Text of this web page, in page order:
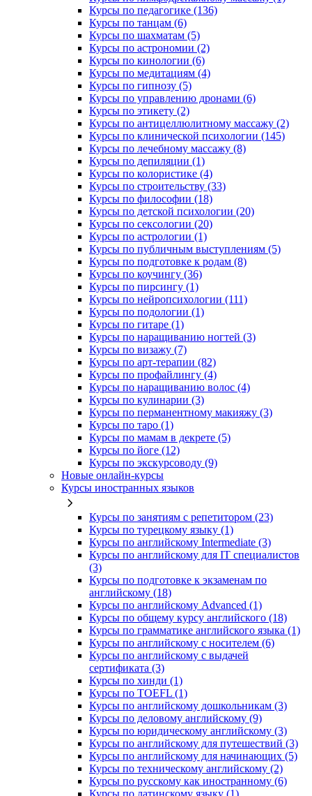
Курсы по педагогике (136)
Курсы по танцам (6)
Курсы по шахматам (5)
Курсы по астрономии (2)
Курсы по кинологии (6)
Курсы по медитациям (4)
Курсы по гипнозу (5)
Курсы по управлению дронами (6)
Курсы по этикету (2)
Курсы по антицеллюлитному массажу (2)
Курсы по клинической психологии (145)
Курсы по лечебному массажу (8)
Курсы по депиляции (1)
Курсы по колористике (4)
Курсы по строительству (33)
Курсы по философии (18)
Курсы по детской психологии (20)
Курсы по сексологии (20)
Курсы по астрологии (1)
Курсы по публичным выступлениям (5)
Курсы по подготовке к родам (8)
Курсы по коучингу (36)
Курсы по пирсингу (1)
Курсы по нейропсихологии (111)
Курсы по подологии (1)
Курсы по гитаре (1)
Курсы по наращиванию ногтей (3)
Курсы по визажу (7)
Курсы по арт-терапии (82)
Курсы по профайлингу (4)
Курсы по наращиванию волос (4)
Курсы по кулинарии (3)
Курсы по перманентному макияжу (3)
Курсы по таро (1)
Курсы по мамам в декрете (5)
Курсы по йоге (12)
Курсы по экскурсоводу (9)
Новые онлайн‑курсы
Курсы иностранных языков
Курсы по занятиям с репетитором (23)
Курсы по турецкому языку (1)
Курсы по английскому Intermediate (3)
Курсы по английскому для IT специалистов
(3)
Курсы по подготовке к экзаменам по
английскому (18)
Курсы по английскому Advanced (1)
Курсы по общему курсу английского (18)
Курсы по грамматике английского языка (1)
Курсы по английскому с носителем (6)
Курсы по английскому с выдачей
сертификата (3)
Курсы по хинди (1)
Курсы по TOEFL (1)
Курсы по английскому дошкольникам (3)
Курсы по деловому английскому (9)
Курсы по юридическому английскому (3)
Курсы по английскому для путешествий (3)
Курсы по английскому для начинающих (5)
Курсы по техническому английскому (2)
Курсы по русскому как иностранному (6)